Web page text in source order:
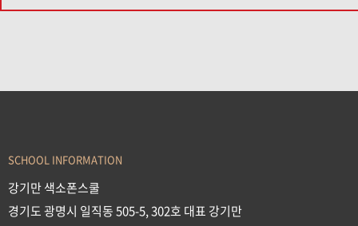
SCHOOL INFORMATION
강기만 색소폰스쿨
경기도 광명시 일직동 505-5, 302호 대표 강기만